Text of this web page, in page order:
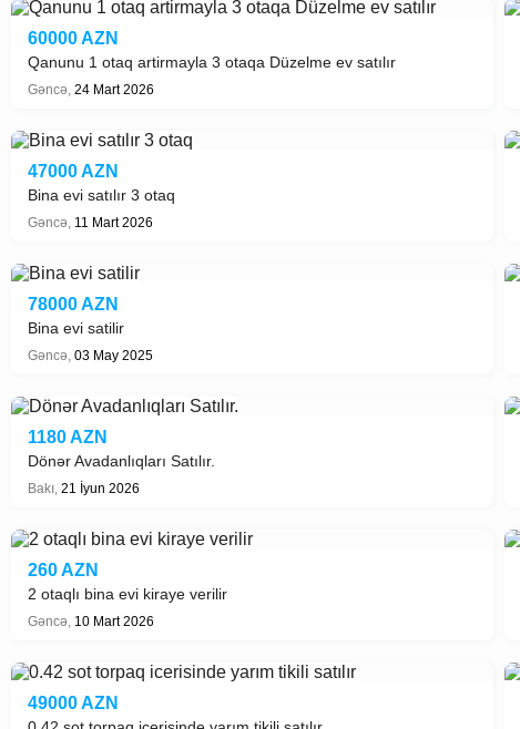
60000 AZN
Qanunu 1 otaq artirmayla 3 otaqa Düzelme ev satılır
Gəncə, 24 Mart 2026
47000 AZN
Bina evi satılır 3 otaq
Gəncə, 11 Mart 2026
78000 AZN
Bina evi satilir
Gəncə, 03 May 2025
1180 AZN
Dönər Avadanlıqları Satılır.
Bakı, 21 İyun 2026
260 AZN
2 otaqlı bina evi kiraye verilir
Gəncə, 10 Mart 2026
49000 AZN